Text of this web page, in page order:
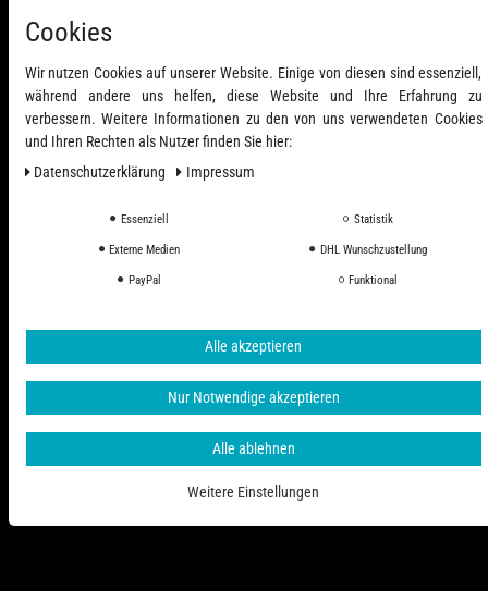
Alle Preise inkl. ges. MwSt. zzgl. Versandkosten
© 2006 - 2026 PHD-24 / Alle Rechte vorbehalten.
Cookies
Wir nutzen Cookies auf unserer Website. Einige von diesen sind essenziell,
während andere uns helfen, diese Website und Ihre Erfahrung zu
verbessern. Weitere Informationen zu den von uns verwendeten Cookies
und Ihren Rechten als Nutzer finden Sie hier:
Daten­schutz­erklärung
Impressum
Essenziell Statistik
Externe Medien DHL Wunschzustellung
PayPal Funktional
Alle akzeptieren
Nur Notwendige akzeptieren
Alle ablehnen
Weitere Einstellungen